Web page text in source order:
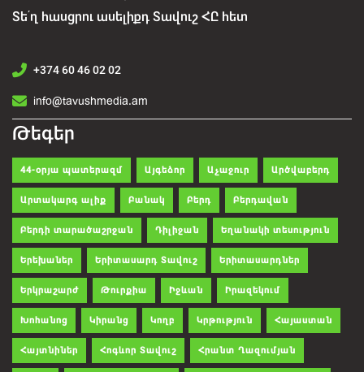
Տե՛ղ հասցրու ասելիքդ Տավուշ ՀԸ հետ
+374 60 46 02 02
info@tavushmedia.am
Թեգեր
44-օրյա պատերազմ Այգեձոր Աչաջուր Արծվաբերդ
Արտակարգ ալիք Բանակ Բերդ Բերդավան
Բերդի տարածաշրջան Դիլիջան Եղանակի տեսություն
Երեխաներ Երիտասարդ Տավուշ Երիտասարդներ
Երկրաշարժ Թուրքիա Իջևան Իրազեկում
Խոհանոց Կիրանց Կողբ Կրթություն Հայաստան
Հայտնիներ Հոգևոր Տավուշ Հրանտ Ղազումյան